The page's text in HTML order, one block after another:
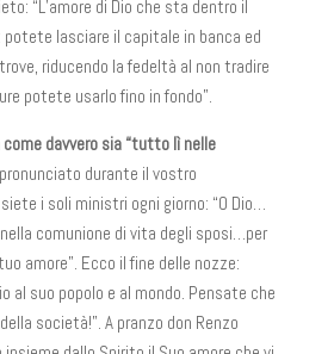
“L’amore di Dio che sta dentro il
lasciare il capitale in banca ed
riducendo la fedeltà al non tradire
potete usarlo fino in fondo”.
come davvero sia “tutto lì nelle
durante il vostro
i soli ministri ogni giorno: “O Dio…
comunione di vita degli sposi…per
amore”. Ecco il fine delle nozze:
al suo popolo e al mondo. Pensate che
società!”. A pranzo don Renzo